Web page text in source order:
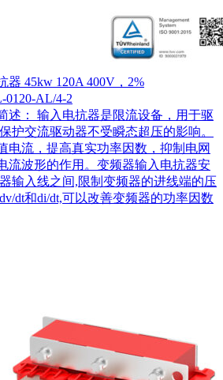
器 45kw 120A 400V，2%
0120-AL/4-2
述： 输入电抗器是限流设备，用于驱
护交流驱动器不受瞬态超压的影响。
电流，提高真实功率因数，抑制电网
流波形的作用。变频器输入电抗器安
输入线之间,限制变频器的进线端的压
dt和di/dt,可以改善变频器的功率因数